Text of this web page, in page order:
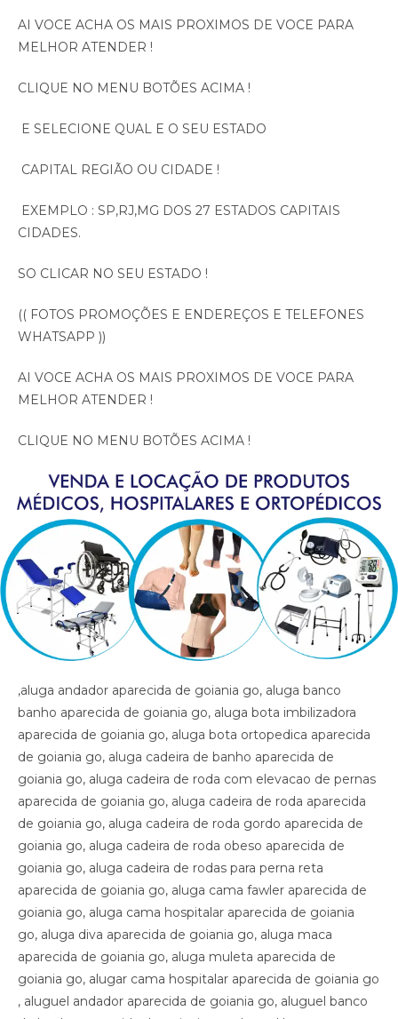
AI VOCE ACHA OS MAIS PROXIMOS DE VOCE PARA
MELHOR ATENDER !
CLIQUE NO MENU BOTÕES ACIMA !
E SELECIONE QUAL E O SEU ESTADO
CAPITAL REGIÃO OU CIDADE !
EXEMPLO : SP,RJ,MG DOS 27 ESTADOS CAPITAIS
CIDADES.
SO CLICAR NO SEU ESTADO !
(( FOTOS PROMOÇÕES E ENDEREÇOS E TELEFONES
WHATSAPP ))
AI VOCE ACHA OS MAIS PROXIMOS DE VOCE PARA
MELHOR ATENDER !
CLIQUE NO MENU BOTÕES ACIMA !
,aluga andador aparecida de goiania go, aluga banco banho aparecida de goiania go, aluga bota imbilizadora aparecida de goiania go, aluga bota ortopedica aparecida de goiania go, aluga cadeira de banho aparecida de goiania go, aluga cadeira de roda com elevacao de pernas aparecida de goiania go, aluga cadeira de roda aparecida de goiania go, aluga cadeira de roda gordo aparecida de goiania go, aluga cadeira de roda obeso aparecida de goiania go, aluga cadeira de rodas para perna reta aparecida de goiania go, aluga cama fawler aparecida de goiania go, aluga cama hospitalar aparecida de goiania go, aluga diva aparecida de goiania go, aluga maca aparecida de goiania go, aluga muleta aparecida de goiania go, alugar cama hospitalar aparecida de goiania go , aluguel andador aparecida de goiania go, aluguel banco de banho aparecida de goiania go, aluguel bota imobilizadora aparecida de goiania go, aluguel bota ortopedica aparecida de goiania go, aluguel cadeira de banho aparecida de goiania go, aluguel cadeira de roda aparecida de goiania go, aluguel cadeira de roda gordo aparecida de goiania go, aluguel cadeira de roda obeso aparecida de goiania go, aluguel cadeira de rodas com elevacao de pernas aparecida de goiania go, aluguel cadeira de rodas para perna reta aparecida de goiania go, aluguel cama fawler aparecida de goiania go, aluguel cama hospitalar aparecida de goiania go, aluguel diva aparecida de goiania go, aluguel maca aparecida de goiania go, aluguel maca aparecida de goiania go, aluguel muleta aparecida de goiania go, andador aparecida de goiania go, artigos hospitalares aparecida de goiania go, assento para banho aparecida de goiania go, banco para banho aparecida de goiania go, bota imibilizadora aparecida de goiania go, bota imobilizadora aparecida de goiania go, bota ortopedica barata aparecida de goiania go, bota ortopedica aparecida de goiania go, cadeira de higiene aparecida de goiania go, cadeira de banho aparecida de goiania go, cadeira de higiene aparecida de goiania go, cadeira de necessidades aparecida de goiania go, cadeira de roda gordo aparecida de goiania go, cadeira de roda obeso aparecida de goiania go, cadeira de rodas aluguel aparecida de goiania go, cadeira de rodas elevacao de pernas aparecida de goiania go, cadeira de rodas higienica aparecida de goiania go, cadeira de rodas para banho preco aparecida de goiania go, cadeira de rodas para gordo aparecida de goiania go, cadeira higienica dobravel aparecida de goiania go, cadeira higienica preco aparecida de goiania go, cadeira para banho preco aparecida de goiania go, cadeira para vaso aparecida de goiania go, cadeiras de rodas aparecida de goiania go, calha afo ortopedica pe caido aparecida de goiania go, calha afo ortopedica pe caido aparecida de goiania go, calha afo ortopedica pe caido aparecida de goiania go, cama fawler aparecida de goiania go, cama hospitalar automatica aparecida de goiania go, cama hospitalar aparecida de goiania go, cama hospitalar manual aparecida de goiania go, cedeira de rodas aparecida de goiania go, cilindro de oxigenio medicinal aparecida de goiania go, clinica ortopedica aparecida de goiania go, clinica so trauma aparecida de goiania go, colar cervical aparecida de goiania go, diva aparecida de goiania go, equipamentos medicos aparecida de goiania go, fisioterapia aparecida de goiania go, hospital aparecida de goiania go, hospital so trauma aparecida de goiania go, imobilizador articulado cotovelo aparecida de goiania go, imobilizador articulado joelho aparecida de goiania go, imobilizador articulado joelho aparecida de goiania go, imobilizador articulado aparecida de goiania go, joelheira aparecida de goiania go, joelheira ortopedica brace aparecida de goiania go, joelheira ortopedica brace aparecida de goiania go aparecida de goiania go, joelheira ortopedica aparecida de goiania go, joelheira ortopedica aparecida de goiania go, joelheira ortopedica aparecida de goiania go, joelheira ortopedica aparecida de goiania go, joelheira ortopedica aparecida de goiania go, locacao andador aparecida de goiania go, locacao banco de banho aparecida de goiania go, locacao bota imobilizadora aparecida de goiania go, locacao bota ortopedica aparecida de goiania go, locacao cadeira de banho aparecida de goiania go, locacao cadeira de roda aparecida de goiania go, locacao cadeira de roda gordo aparecida de goiania go, locacao cadeira de roda obeso aparecida de goiania go, locacao cadeira de rodas elevalcao de pernas aparecida de goiania go, locacao cama fawler aparecida de goiania go, locacao cama hospitalar aparecida de goiania go, locacao de cadeira de rodas aparecida de goiania go, locacao de cadeira de rodas para perna reta aparecida de goiania go, locacao diva aparecida de goiania go, locacao maca aparecida de goiania go, locacao maca aparecida de goiania go, locacao muleta aparecida de goiania go, locadora andador aparecida de goiania go, locadora banco de banho aparecida de goiania go, locadora bota imobilizadora aparecida de goiania go, locadora bota ortopedica aparecida de goiania go, locadora cadeira de banho aparecida de goiania go, locadora cadeira de roda aparecida de goiania go, locadora cadeira de roda gordo aparecida de goiania go, locadora cadeira de roda obeso aparecida de goiania go, locadora cadeira de rodas elevecao de pernas, locadora cadeira de rodas para perna reta aparecida de goiania go, locadora cama fawler aparecida de goiania go, locadora cama hospitalar aparecida de goiania go, locadora diva aparecida de goiania go, locadora maca aparecida de goiania go, locadora maca aparecida de goiania go, locadora muleta aparecida de goiania go, loja bota ortopedica aparecida de goiania go, loja cadeira de banho aparecida de goiania go, loja cadeira de roda aparecida de goiania go, loja cama hospitalar aparecida de goiania go, loja muleta aparecida de goiania go, loja produtos medicos aparecida de goiania go, loja produtos hospitalar aparecida de goiania go, loja produtos hospitalares aparecida de goiania go, loja produtos medicos aparecida de goiania go, loja produtos ortopedicos aparecida de goiania go, loja vende andador aparecida de goiania go, loja vende bota ortopedica aparecida de goiania go, loja vende cadeira de rodas perna reta aparecida de goiania go, loja vende cama fawler aparecida de goiania go, loja vende muleta aparecida de goiania go, loja vende tipoia aparecida de goiania go, maca aparecida de goiania go, material cirurgico aparecida de goiania go, medico ortopedista aparecida de goiania go, muleta barata aparecida de goiania go, muleta aparecida de goiania go, muleta usada aparecida de goiania go, muletas aparecida de goiania go, munhequeira aparecida de goiania go, ortese articulada cotovelo aparecida de goiania go, ortese articulada cotovelo aparecida de goiania go, ortese articulado cotovelo aparecida de goiania go, ortese notuna facite plantar aparecida de goiania go, ortese noturna facite plantar aparecida de goiania go, ortese noturna facite plantar aparecida de goiania go, ortopedia aparecida de goiania go, poltrona hospitalar preco aparecida de goiania go, poltrona reclinavel hospitalar aparecida de goiania go, preco cadeira de banho aparecida de goiania go, preco cama hospitalar aparecida de goiania go, produtos hospitalares aparecida de goiania go, produtos medicos aparecida de goiania go, reabilitacao aparecida de goiania go, sutia cirurgia aparecida de goiania go, sutia ortopedico aparecida de goiania go, sutia ortopedico aparecida de goiania go, sutia pos operatorio aparecida de goiania go, sutia pos operatorio aparecida de goiania go, tala aparecida de goiania go, talas aparecida de goiania go, tipoia aparecida de goiania go, venda muleta aparecida de goiania go, vende cadeira de banho aparecida de goiania go, vende maca aparecida de goiania go, vende muleta aparecida de goiania go, vende produtos hospitalares aparecida de goiania go, vende produtos medicos aparecida de goiania go, ,aluga andador aparecida de goiania go, aluga banco banho aparecida de goiania go, aluga bota imbilizadora aparecida de goiania go, aluga bota ortopedica aparecida de goiania go, aluga cadeira de banho aparecida de goiania go, aluga cadeira de roda com elevacao de pernas aparecida de goiania go, aluga cadeira de roda aparecida de goiania go, aluga cadeira de roda gordo aparecida de goiania go, aluga cadeira de roda obeso aparecida de goiania go, aluga cadeira de rodas para perna reta aparecida de goiania go, aluga cama fawler aparecida de goiania go, aluga cama hospitalar aparecida de goiania go, aluga diva aparecida de goiania go, aluga maca aparecida de goiania go, aluga muleta aparecida de goiania go, alugar cama hospitalar aparecida de goiania go , aluguel andador aparecida de goiania go, aluguel banco de banho aparecida de goiania go, aluguel bota imobilizadora aparecida de goiania go, aluguel bota ortopedica aparecida de goiania go, aluguel cadeira de banho aparecida de goiania go, aluguel cadeira de roda aparecida de goiania go, aluguel cadeira de roda gordo aparecida de goiania go, aluguel cadeira de roda obeso aparecida de goiania go, aluguel cadeira de rodas com elevacao de pernas aparecida de goiania go, aluguel cadeira de rodas para perna reta aparecida de goiania go, aluguel cama fawler aparecida de goiania go, aluguel cama hospitalar aparecida de goiania go, aluguel diva aparecida de goiania go, aluguel maca aparecida de goiania go, aluguel maca aparecida de goiania go, aluguel muleta aparecida de goiania go, andador aparecida de goiania go, artigos hospitalares aparecida de goiania go, assento para banho aparecida de goiania go, banco para banho aparecida de goiania go, bota imibilizadora aparecida de goiania go, bota imobilizadora aparecida de goiania go, bota ortopedica barata aparecida de goiania go, bota ortopedica aparecida de goiania go, cadeira de higiene aparecida de goiania go, cadeira de banho aparecida de goiania go, cadeira de higiene aparecida de goiania go, cade